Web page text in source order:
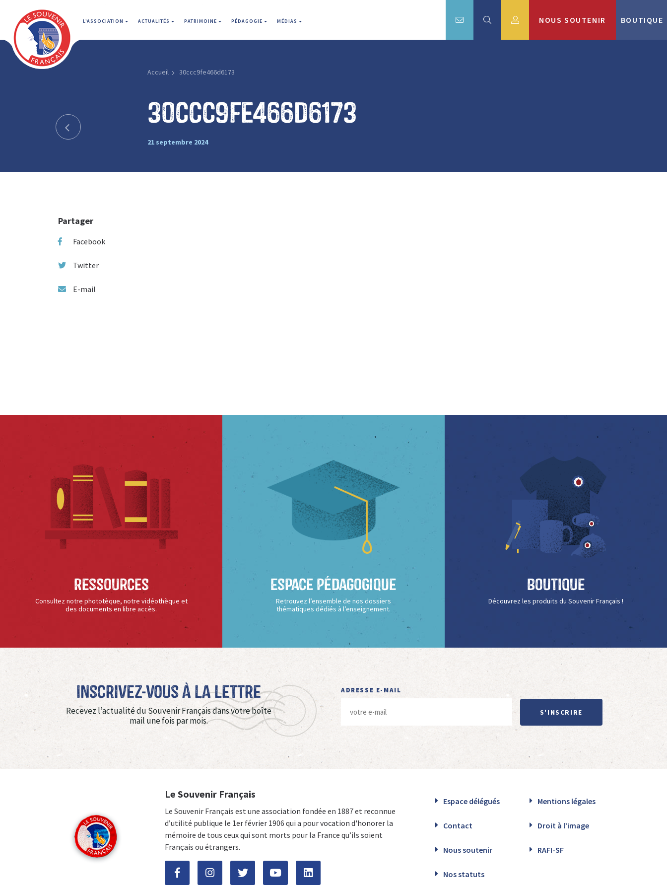
L'ASSOCIATION ACTUALITÉS PATRIMOINE PÉDAGOGIE MÉDIAS NOUS SOUTENIR BOUTIQUE
Accueil 30ccc9fe466d6173
30ccc9fe466d6173
21 septembre 2024
Partager
Facebook
Twitter
E-mail
Ressources
Consultez notre phototèque, notre vidéothèque et
des documents en libre accès.
Espace Pédagogique
Retrouvez l’ensemble de nos dossiers
thématiques dédiés à l’enseignement.
Boutique
Découvrez les produits du Souvenir Français !
Inscrivez-vous à La Lettre
Recevez l’actualité du Souvenir Français dans votre boîte
mail une fois par mois.
ADRESSE E-MAIL
S'INSCRIRE
Le Souvenir Français
Le Souvenir Français est une association fondée en 1887 et reconnue
d’utilité publique le 1er février 1906 qui a pour vocation d'honorer la
mémoire de tous ceux qui sont morts pour la France qu’ils soient
Français ou étrangers.
Espace délégués Mentions légales
Contact Droit à l’image
Nous soutenir RAFI-SF
Nos statuts